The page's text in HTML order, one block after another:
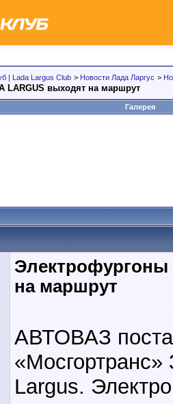
| Lada Largus Club > Новости Лада Ларгус >
LARGUS выходят на маршрут
Галерея
Электрофургоны
на маршрут
АВТОВАЗ
Largus.